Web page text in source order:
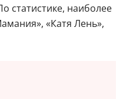
статистике, наиболее
«Катя Лень»,